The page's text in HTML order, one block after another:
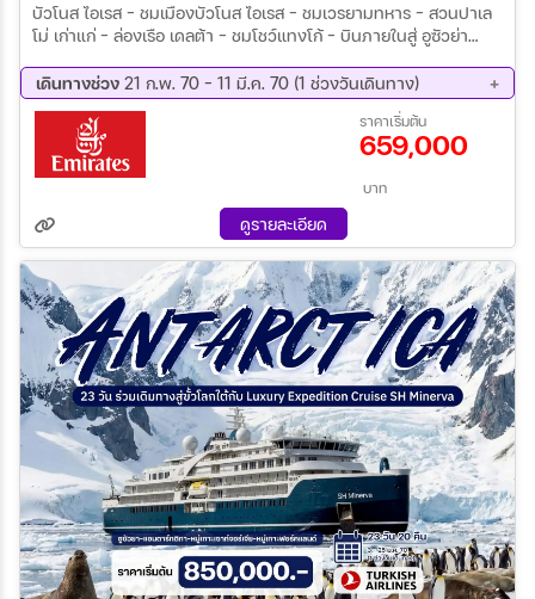
บัวโนส ไอเรส - ชมเมืองบัวโนส ไอเรส - ชมเวรยามทหาร - สวนปาเล
โม่ เก่าแก่ - ล่องเรือ เดลต้า - ชมโชว์แทงโก้ - บินภายในสู่ อูซัวย่า
การเดินทาง (25 - 26 ก.พ. 70) เรือมุ่งหน้าสู่ขั้วโลกใต้ - 14 ของการ
เดินทาง (27 ก.พ. - 06 มี.ค. 70) ขั้วโลกใต้ (Antarctic Peninsula) -
**** ท่องขั้วโลกใต้ ถึง 8 วัน คุ้มสุดของการเดินทาง **** - 16 ของการ
เดินทาง (07
เดินทางช่วง 21 ก.พ. 70 - 11 มี.ค. 70 (1 ช่วงวันเดินทาง)
21 ก.พ. 70 - 11 มี.ค 70 ราคาเริ่มต้น
659,000
บาท
ดูรายละเอียด